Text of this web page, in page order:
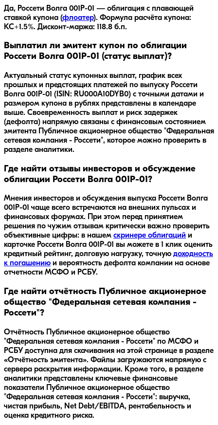
Да, Россети Волга 001Р-01 — облигация с плавающей
ставкой купона (флоатер). Формула расчёта купона:
КС+1.5%. Дисконт-маржа: 118.8 б.п.
Выплатил ли эмитент купон по облигации
Россети Волга 001Р-01 (статус выплат)?
Актуальный статус купонных выплат, график всех
прошлых и предстоящих платежей по выпуску Россети
Волга 001Р-01 (ISIN: RU000A10DYB0) с точными датами и
размером купона в рублях представлены в календаре
выше. Своевременность выплат и риск задержек
(дефолта) напрямую связаны с финансовым состоянием
эмитента Публичное акционерное общество "Федеральная
сетевая компания - Россети", которое можно проверить в
разделе аналитики.
Где найти отзывы инвесторов и обсуждение
облигации Россети Волга 001Р-01?
Мнения инвесторов и обсуждения выпуска Россети Волга
001Р-01 чаще всего встречаются на внешних пульсах и
финансовых форумах. При этом перед принятием
решения по чужим отзывам критически важно проверить
объективные цифры: в нашем скринере облигаций и
карточке Россети Волга 001Р-01 вы можете в 1 клик оценить
кредитный рейтинг, долговую нагрузку, точную доходность
к погашению и вероятность дефолта компании на основе
отчетности МСФО и РСБУ.
Где найти отчётность Публичное акционерное
общество "Федеральная сетевая компания -
Россети"?
Отчётность Публичное акционерное общество
"Федеральная сетевая компания - Россети" по МСФО и
РСБУ доступна для скачивания на этой странице в разделе
«Отчётность эмитента». Файлы загружаются напрямую с
сервера раскрытия информации. Кроме того, в разделе
аналитики представлены ключевые финансовые
показатели Публичное акционерное общество
"Федеральная сетевая компания - Россети": выручка,
чистая прибыль, Net Debt/EBITDA, рентабельность и
оценка кредитного риска.